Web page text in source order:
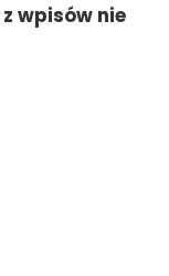
wpisów nie